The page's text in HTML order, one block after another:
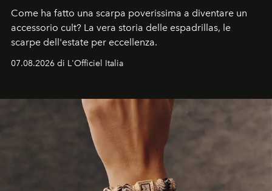
Come ha fatto una scarpa poverissima a diventare un
accessorio cult? La vera storia delle espadrillas, le
scarpe dell'estate per eccellenza.
07.08.2026 di L'Officiel Italia